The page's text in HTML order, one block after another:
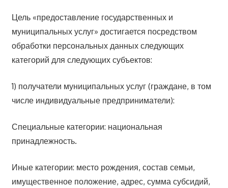
Цель «предоставление государственных и
муниципальных услуг» достигается посредством
обработки персональных данных следующих
категорий для следующих субъектов:
1) получатели муниципальных услуг (граждане, в том
числе индивидуальные предприниматели):
Специальные категории: национальная
принадлежность.
Иные категории: место рождения, состав семьи,
имущественное положение, адрес, сумма субсидий,